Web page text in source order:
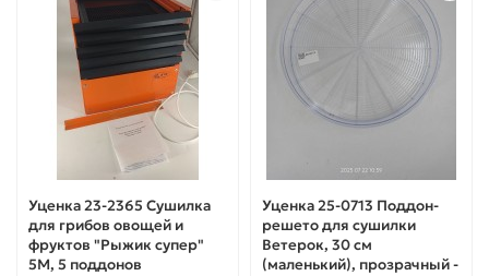
Уценка 23-2365 Сушилка
для грибов овощей и
фруктов "Рыжик супер"
5М, 5 поддонов
Уценка 25-0713 Поддон-
решето для сушилки
Ветерок, 30 см
(маленький), прозрачный -